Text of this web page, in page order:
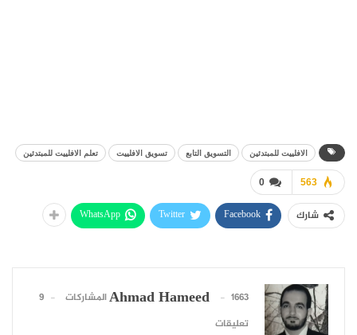
الافلييت للمبتدئين التسويق التابع تسويق الافلييت تعلم الافلييت للمبتدئين
0 563
شارك Facebook
Twitter
WhatsApp
Ahmad Hameed 1663 المشاركات
9
تعليقات